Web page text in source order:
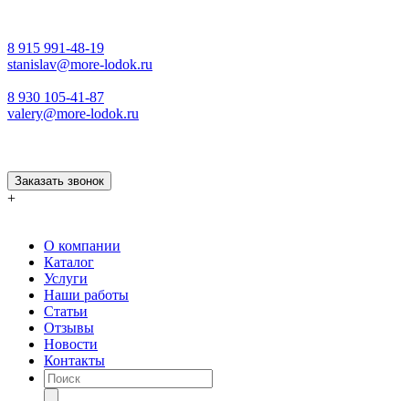
8 915 991-48-19
stanislav@more-lodok.ru
8 930 105-41-87
valery@more-lodok.ru
Заказать звонок
+
О компании
Каталог
Услуги
Наши работы
Статьи
Отзывы
Новости
Контакты
Поиск
товаров